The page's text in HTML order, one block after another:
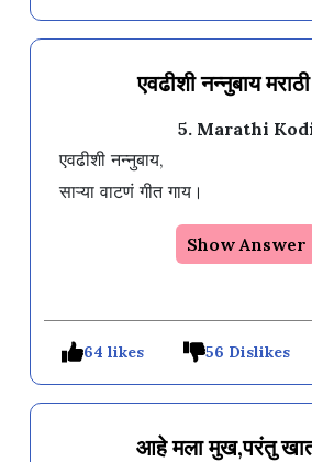
एवढीशी नन्नुबाय
5. Marathi
एवढीशी नन्नुबाय,
Show Answer
64 likes 56 Dislikes
आहे मला मुख,परंतु खात